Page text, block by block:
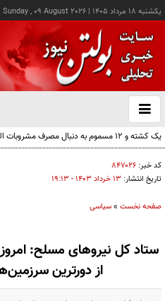
يکشنبه ۱۸ مرداد ۱۴۰۵ |
Sunday , 09 August 2026
باز
و
کد خبر: ۸۴۷۰۲۶
تاریخ انتشار: ۱۳ خرداد ۱۴۰۳ - ۱۹:۱۳
صفحه نخست »سیاسی
ستاد کل نیروهای مسلح:
از دورترین